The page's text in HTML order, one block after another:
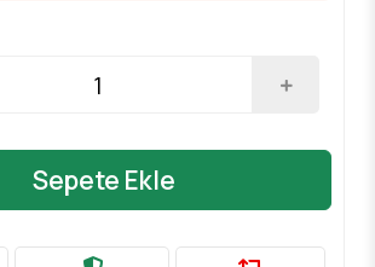
Sepete Ekle